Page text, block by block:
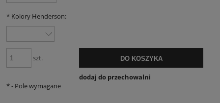
* Kolory Henderson:
szt. DO KOSZYKA
dodaj do przechowalni
*- Pole wymagane